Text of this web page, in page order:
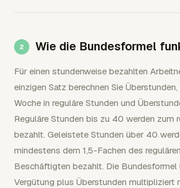
Wie die Bundesformel
Für einen stundenweise bezahlten
einzigen Satz berechnen Sie
Woche in reguläre Stunden und
Reguläre Stunden bis zu 40 werden zum
bezahlt. Geleistete Stunden über 40
mindestens dem 1,5-Fachen des
Beschäftigten bezahlt. Die Bundesformel
Vergütung plus Überstunden multipliziert